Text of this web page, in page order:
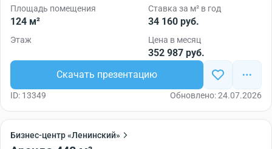
Площадь помещения
124 м²
Ставка за м² в год
34 160 руб.
Этаж Цена в месяц
352 987 руб.
Скачать презентацию
ID: 13349 Обновлено: 24.07.2026
Бизнес-центр «Ленинский»